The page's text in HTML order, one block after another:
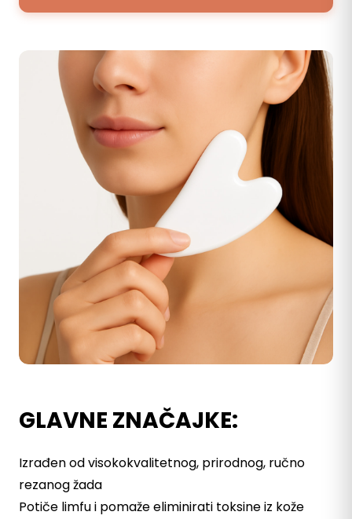
GLAVNE ZNAČAJKE:
Izrađen od visokokvalitetnog, prirodnog, ručno
rezanog žada
Potiče limfu i pomaže eliminirati toksine iz kože